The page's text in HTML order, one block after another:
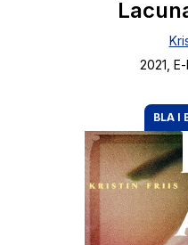
Fury Bound - Sable
Elizabeth Strout
Hypopressiv trening
2021 ,
BLA I